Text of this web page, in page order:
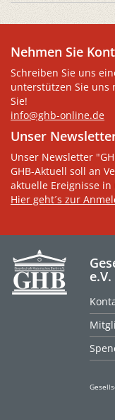
Nehmen Sie
Schreiben Sie uns
unterstützen Sie uns
Sie!
info@ghb-online.de
Unser
Unser Newsletter
GHB-Aktuell soll an
aktuelle Ereignisse
Hier geht´s zur
e.V.